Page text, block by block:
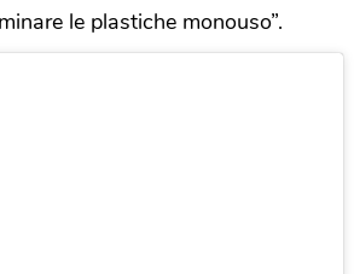
le plastiche monouso”.